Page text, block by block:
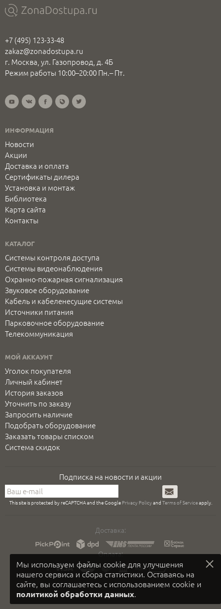
Мы используем файлы cookie для улучшения
нашего сервиса и сбора статистики. Оставаясь на
сайте, вы соглашаетесь с использованием cookie и
политикой обработки данных.
+7 (495) 123-33-48
zakaz@zonadostupa.ru
г. Москва, ул. Газопровод, д. 4Б
Режим работы 10:00–20:00 Пн.– Пт.
ИНФОРМАЦИЯ
Новости
Акции
Доставка и оплата
Сертификаты дилера
Установка и монтаж
Библиотека
Карта сайта
Контакты
КАТАЛОГ
Системы контроля доступа
Системы видеонаблюдения
Охранно-пожарная сигнализация
Звуковое оборудование
Кабель и кабеленесущие системы
Источники питания
Парковочное оборудование
Телекоммуникация
МОЙ АККАУНТ
Уголок покупателя
Личный кабинет
История заказов
Уточнить по заказу
Запросить наличие
Подобрать оборудование
Заказать товары списком
Система скидок
Подписка на новости и акции
Подписаться
This site is protected by reCAPTCHA and the Google Privacy Policyand Terms of Serviceapply.
Доставка:
Оплата: